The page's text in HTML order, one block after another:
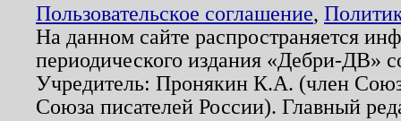
Пользовательское соглашение,
На данном сайте распространяется
периодического издания «Дебри-ДВ»
Учредитель: Пронякин К.А. (член
Союза писателей России). Главный